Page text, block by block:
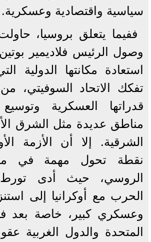
سياسية واقتصادية وعسكرية.
ففيما يتعلق بروسيا،
وصول الرئيس فلاديمير
استعادة مكانتها الدولية
تفكك الاتحاد السوفيتي،
قدراتها العسكرية
مناطق عديدة مثل الشرق
الشرقية. إلا أن الأزمة
نقطة تحول مهمة في
الروسي، حيث أدى
الحرب مع أوكرانيا إلى
وعسكري كبير، خاصة بعد
المتحدة والدول الغربية